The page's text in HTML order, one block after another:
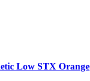
Low STX Orange